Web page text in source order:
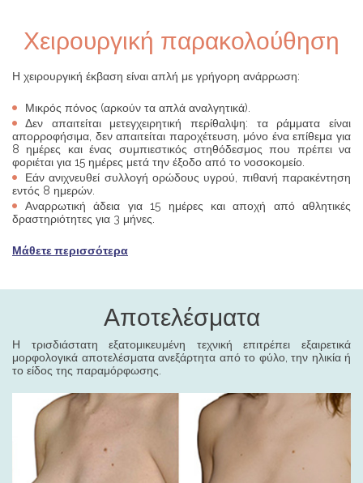
Χειρουργική παρακολούθηση
Η χειρουργική έκβαση είναι απλή με γρήγορη ανάρρωση:
Μικρός πόνος (αρκούν τα απλά αναλγητικά).
Δεν απαιτείται μετεγχειρητική περίθαλψη: τα ράμματα είναι
απορροφήσιμα, δεν απαιτείται παροχέτευση, μόνο ένα επίθεμα για
8 ημέρες και ένας συμπιεστικός στηθόδεσμος που πρέπει να
φοριέται για 15 ημέρες μετά την έξοδο από το νοσοκομείο.
Εάν ανιχνευθεί συλλογή ορώδους υγρού, πιθανή παρακέντηση
εντός 8 ημερών.
Αναρρωτική άδεια για 15 ημέρες και αποχή από αθλητικές
δραστηριότητες για 3 μήνες.
Μάθετε περισσότερα
Αποτελέσματα
Η τρισδιάστατη εξατομικευμένη τεχνική επιτρέπει εξαιρετικά
μορφολογικά αποτελέσματα ανεξάρτητα από το φύλο, την ηλικία ή
το είδος της παραμόρφωσης.